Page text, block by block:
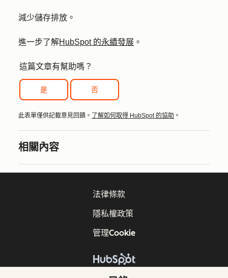
減少儲存排放。
進一步了解HubSpot 的永續發展 。
這篇文章有幫助嗎？
是 否
此表單僅供記載意見回饋。 了解如何取得 HubSpot 的協助 。
相關內容
法律條款
隱私權政策
管理Cookie